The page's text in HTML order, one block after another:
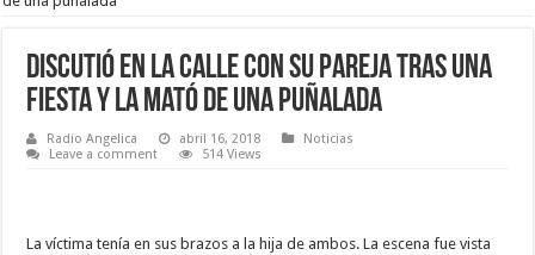
Discutió en la calle con su pareja tras una
fiesta y la mató de una puñalada
Radio Angelica abril 16, 2018
Noticias
Leave a comment
514 Views
La víctima tenía en sus brazos a la hija de ambos. La escena fue vista